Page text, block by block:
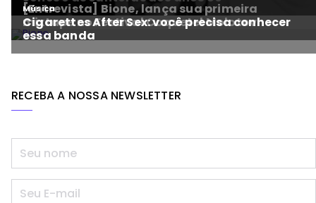
RECEBA A NOSSA NEWSLETTER